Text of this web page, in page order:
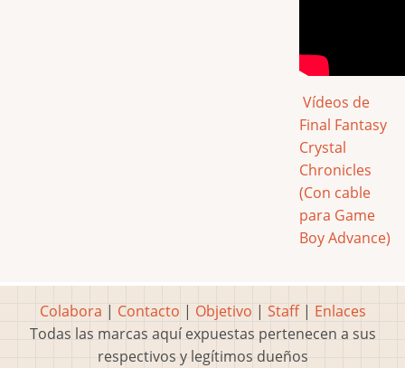
Vídeos de
Final Fantasy
Crystal
Chronicles
(Con cable
para Game
Boy Advance)
Colabora | Contacto | Objetivo | Staff| Enlaces
Todas las marcas aquí expuestas pertenecen a sus
respectivos y legítimos dueños